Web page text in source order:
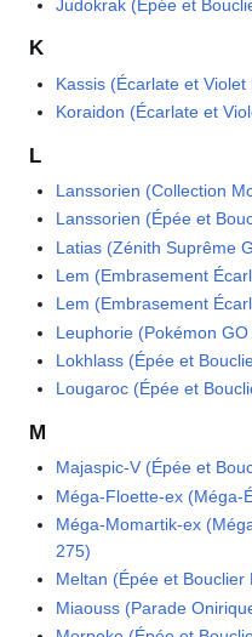
Judokrak (Épée et
K
Kassis (Écarlate et
Koraidon (Écarlate et
L
Lanssorien (Collection
Lanssorien (Épée et
Latias (Zénith Suprême
Lem (Embrasement
Lem (Embrasement
Leuphorie (Pokémon GO
Lokhlass (Épée et
Lougaroc (Épée et
M
Majaspic-V (Épée et
Méga-Floette-ex (Méga-
Méga-Momartik-ex
275)
Meltan (Épée et Bouclier
Miaouss (Parade